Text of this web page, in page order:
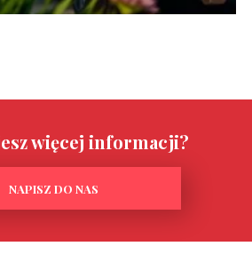
więcej informacji?
NAPISZ DO NAS